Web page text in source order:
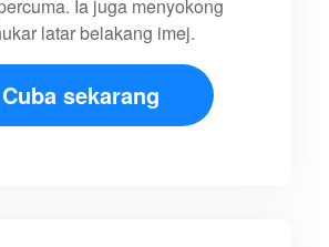
Ia juga menyokong
latar belakang imej.
Cuba sekarang